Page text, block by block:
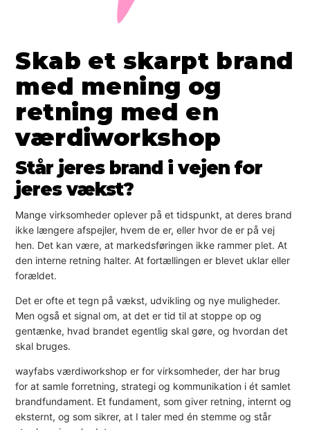
Skab et skarpt brand
med mening og
retning med en
værdiworkshop
Står jeres brand i vejen for
jeres vækst?
Mange virksomheder oplever på et tidspunkt, at deres brand
ikke længere afspejler, hvem de er, eller hvor de er på vej
hen. Det kan være, at markedsføringen ikke rammer plet. At
den interne retning halter. At fortællingen er blevet uklar eller
forældet.
Det er ofte et tegn på vækst, udvikling og nye muligheder.
Men også et signal om, at det er tid til at stoppe op og
gentænke, hvad brandet egentlig skal gøre, og hvordan det
skal bruges.
wayfabs værdiworkshop er for virksomheder, der har brug
for at samle forretning, strategi og kommunikation i ét samlet
brandfundament. Et fundament, som giver retning, internt og
eksternt, og som sikrer, at I taler med én stemme og står